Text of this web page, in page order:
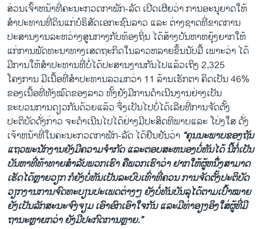
ສ່ວນເຈົ້າຫນ້າທີ່ຄະນະກວດກາພັກ-ລັດ ເປີດເຜີຍວ່າ ການອະນຸຍາດໃຫ້
ສໍາປະທານທີ່ດິນແກ່ບໍຣິສັດເອກະຊົນລາວ ແລະ ຕ່າງຊາດທີ່ຂາດການ
ປະສານງານລະຫວ່າງສູນກາງກັບທ້ອງຖິ່ນ ໄດ້ສ້າງບັນຫາຫຍຸ້ງຍາກໃຫ້
ແກ່ການພັດທະນາທາງເສດຖະກິດໃນລາວຫລາຍຂຶ້ນນັບມື້ ເພາະວ່າ ໄດ້
ມີການໃຫ້ສໍາປະທານທີ່ບໍ່ໄດ້ປະສານງານກັນໄປແລ້ວເຖິງ 2,325
ໂຄງການ ມີເນື້ອທີ່ສຳປະທານລວມກວ່າ 11 ລ້ານເຮັກຕາ ຄິດເປັນ 46%
ຂອງເນື້ອທີ່ທັງໝົດຂອງລາວ ທັ້ງຍັງມີການດໍາເນີນງານຢ່າງເປັນ
ຂະບວນການດຽວກັນດ້ວຍແລ້ວ ຈຶ່ງເປັນໄປບໍ່ໄດ້ເລີຍທີ່ການຈັດຕັ້ງ
ປະຕິບັດດັ່ງກ່າວ ຈະດໍາເນີນໄປໄດ້ຢ່າງມີປະສິດທິພາບ​ແລະ ​ໂປ່​ງ​ໃສ​ ດັ່ງ
ເຈ້າຫນ້າທີ່​ໃນ​ຄະນະກວດກາ​ພັກ-ລັດ ໄດ້ຢືນຢັນວ່າ “ຄຸນນະພາບຂອງຖັນ
ແຖວພະນັກງານຍັງມີຄວາມຈໍາກັດ ແລະຕອບສະຫນອງບໍ່ທັນໄດ້ ນີ້ກໍ່ເປັນ
ບັນຫາທີ່ທ້າທາຍສໍາລັບພວກເຮົາ ຄືພວກເຮົາວ່າ ຢາກໃຫ້ຜູ້ຫນຶ່ງສາມາດ
ເຮັດໄດ້ຫຼາຍວຽກ ກໍຍັງບໍ່ທັນເປັນລະບົບເທົ່າທີ່ຄວນ ການ​ຈັດຕັ້ງ​ປະຕິບັດ
ວຽກງານການ​ຈົດ​ທະບຽນ​ປະ​ເພດ​ຕ່າງໆ ​ຍັງ​ບໍ່​ທັນ​ບັນລຸ​ໄດ້ຕາມເປົ້າ​ໝາຍ​
ຍັງເປັນ​ລັກ​ສະ​ນະຈົງຈຽມ ເອົາອົກເອົາໃຈກັນ ແລະ​ມີ​ທ່າ​ອຽງອິງ​ໃສ່​ຜູ້ທີ່​ມີ​
ຖາ​ນະຫຼາຍ​ກວ່າ​ ຍັງມີປະກົດການຫຼາຍ.”